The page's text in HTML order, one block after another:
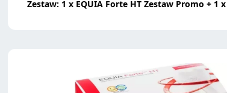
Zestaw: 1 x EQUIA Forte HT Zestaw Promo + 1